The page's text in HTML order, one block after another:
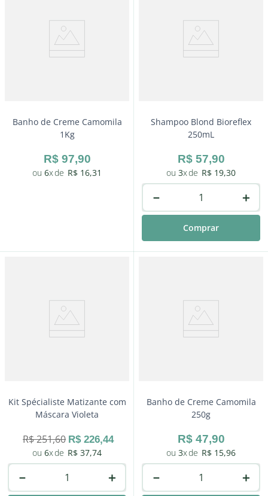
Banho de Creme Camomila
1Kg
R$ 97,90
6 R$ 16,31
Shampoo Blond Bioreflex
250mL
R$ 57,90
3 R$ 19,30
＋
－
Comprar
Kit Spécialiste Matizante com
Máscara Violeta
R$251,60 R$ 226,44
6
R$ 37,74
＋
－
Banho de Creme Camomila
250g
R$ 47,90
3 R$ 15,96
＋
－